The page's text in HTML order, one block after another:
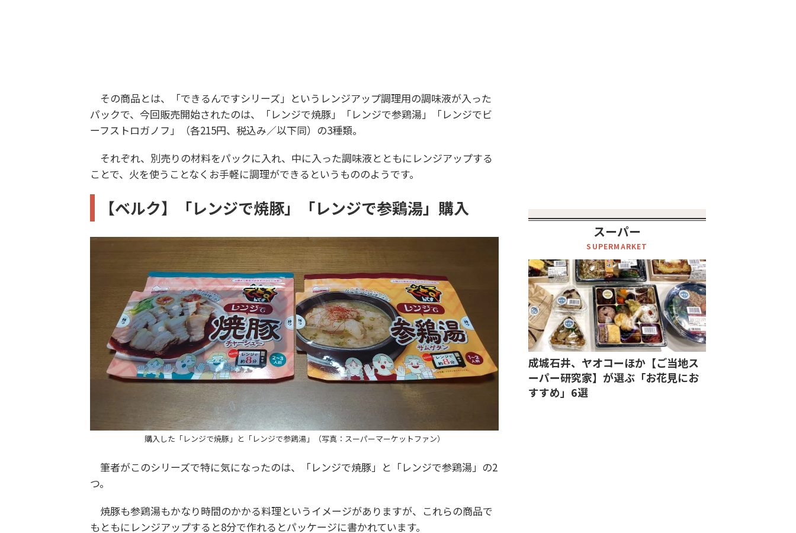
その商品とは、「できるんですシリーズ」というレンジアップ調理用の調味液が入った
パックで、今回販売開始されたのは、「レンジで焼豚」「レンジで参鶏湯」「レンジでビ
ーフストロガノフ」（各215円、税込み／以下同）の3種類。
それぞれ、別売りの材料をパックに入れ、中に入った調味液とともにレンジアップする
ことで、火を使うことなくお手軽に調理ができるというもののようです。
【ベルク】「レンジで焼豚」「レンジで参鶏湯」購入
購入した「レンジで焼豚」と「レンジで参鶏湯」（写真：スーパーマーケットファン）
筆者がこのシリーズで特に気になったのは、「レンジで焼豚」と「レンジで参鶏湯」の2
つ。
焼豚も参鶏湯もかなり時間のかかる料理というイメージがありますが、これらの商品で
もともにレンジアップすると8分で作れるとパッケージに書かれています。
スーパー
SUPERMARKET
成城石井、ヤオコーほか【ご当地ス
ーパー研究家】が選ぶ「お花見にお
すすめ」6選